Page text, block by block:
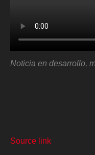
Noticia en desarrollo,
Source link